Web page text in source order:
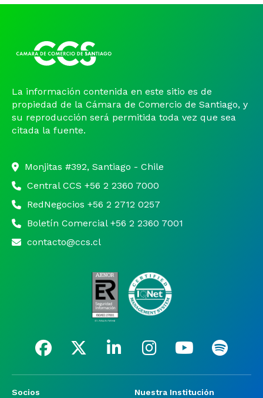
La información contenida en este sitio es de
propiedad de la Cámara de Comercio de Santiago, y
su reproducción será permitida toda vez que sea
citada la fuente.
Monjitas #392, Santiago - Chile
Central CCS +56 2 2360 7000
RedNegocios +56 2 2712 0257
Boletín Comercial +56 2 2360 7001
contacto@ccs.cl
Socios Nuestra Institución